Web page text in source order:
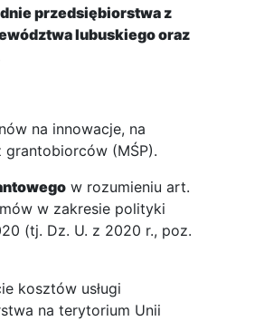
przedsiębiorstwa z
lubuskiego oraz
na innowacje, na
grantobiorców (MŚP).
w rozumieniu art.
w zakresie polityki
(tj. Dz. U. z 2020 r., poz.
kosztów usługi
na terytorium Unii